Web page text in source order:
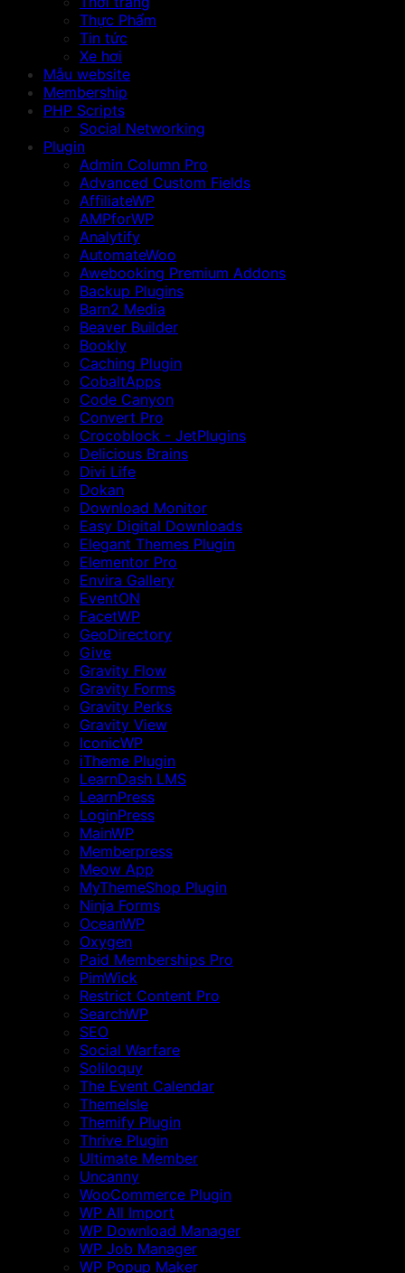
Thực Phẩm
Tin tức
Xe hơi
Mẫu website
Membership
PHP Scripts
Social Networking
Plugin
Admin Column Pro
Advanced Custom Fields
AffiliateWP
AMPforWP
Analytify
AutomateWoo
Awebooking Premium Addons
Backup Plugins
Barn2 Media
Beaver Builder
Bookly
Caching Plugin
CobaltApps
Code Canyon
Convert Pro
Crocoblock - JetPlugins
Delicious Brains
Divi Life
Dokan
Download Monitor
Easy Digital Downloads
Elegant Themes Plugin
Elementor Pro
Envira Gallery
EventON
FacetWP
GeoDirectory
Give
Gravity Flow
Gravity Forms
Gravity Perks
Gravity View
IconicWP
iTheme Plugin
LearnDash LMS
LearnPress
LoginPress
MainWP
Memberpress
Meow App
MyThemeShop Plugin
Ninja Forms
OceanWP
Oxygen
Paid Memberships Pro
PimWick
Restrict Content Pro
SearchWP
SEO
Social Warfare
Soliloquy
The Event Calendar
ThemeIsle
Themify Plugin
Thrive Plugin
Ultimate Member
Uncanny
WooCommerce Plugin
WP All Import
WP Download Manager
WP Job Manager
WP Popup Maker